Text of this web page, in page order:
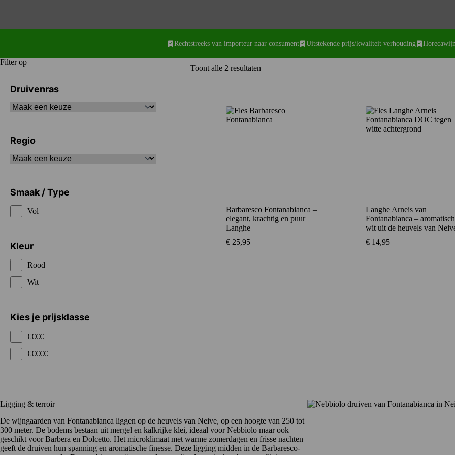
Rechtstreeks van importeur naar consument Uitstekende prijs/kwaliteit verhouding
Toont alle 2 resultatenGesorteerd
Barbaresco Fontanabianca –
elegant, krachtig en puur
Langhe
€25,95
Langhe Arneis van
Fontanabianca – aromatisch
wit uit de heuvels van
€14,95
Filter op
Druivenras
Regio
Smaak / Type
Vol
Kleur
Rood
Wit
Kies je prijsklasse
€€€€
€€€€€
Ligging & terroir
De wijngaarden van Fontanabianca liggen op de heuvels van Neive, op een hoogte van 250 tot
300 meter. De bodems bestaan uit mergel en kalkrijke klei, ideaal voor Nebbiolo maar ook
geschikt voor Barbera en Dolcetto. Het microklimaat met warme zomerdagen en frisse nachten
geeft de druiven hun spanning en aromatische finesse. Deze ligging midden in de Barbaresco-